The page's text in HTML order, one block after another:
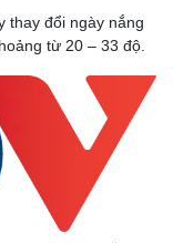
thay đổi ngày nắng
từ 20 – 33 độ.